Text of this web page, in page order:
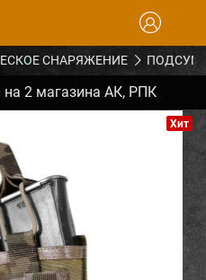
СНАРЯЖЕНИЕ
2 магазина АК, РПК
Хит